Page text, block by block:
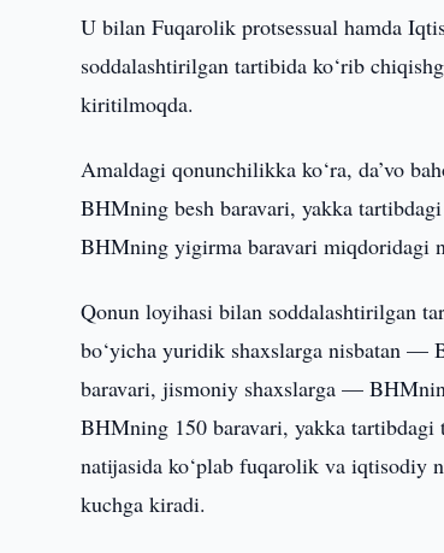
U bilan Fuqarolik protsessual hamda
soddalashtirilgan tartibida ko‘rib
kiritilmoqda.
Amaldagi qonunchilikka ko‘ra, da’vo
BHMning besh baravari, yakka
BHMning yigirma baravari miqdoridagi
Qonun loyihasi bilan soddalashtirilgan
bo‘yicha yuridik shaxslarga nisbatan
baravari, jismoniy shaxslarga —
BHMning 150 baravari, yakka
natijasida ko‘plab fuqarolik va iqtisodiy
kuchga kiradi.